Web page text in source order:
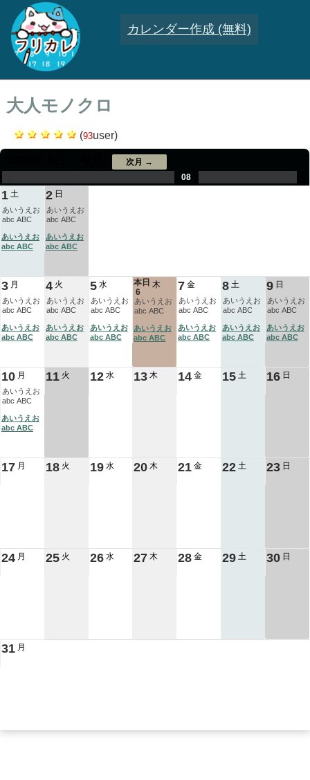
カレンダー作成 (無料)
大人モノクロ
(93user)
次月 →
08
1 土
あいうえお
abc ABC
あいうえお
abc ABC
2 日
あいうえお
abc ABC
あいうえお
abc ABC
3 月
あいうえお
abc ABC
あいうえお
abc ABC
4 火
あいうえお
abc ABC
あいうえお
abc ABC
5 水
あいうえお
abc ABC
あいうえお
abc ABC
本日
6
木
あいうえお
abc ABC
あいうえお
abc ABC
7 金
あいうえお
abc ABC
あいうえお
abc ABC
8 土
あいうえお
abc ABC
あいうえお
abc ABC
9 日
あいうえお
abc ABC
あいうえお
abc ABC
10 月
あいうえお
abc ABC
あいうえお
abc ABC
11 火 12 水 13 木 14 金 15 土 16 日
17 月 18 火 19 水 20 木 21 金 22 土 23 日
24 月 25 火 26 水 27 木 28 金 29 土 30 日
31 月